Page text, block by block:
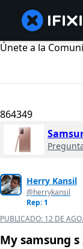
Únete a la
864349
Herry Kansil
@herrykansil
Rep: 1
PUBLICADO: 12 DE
My samsung